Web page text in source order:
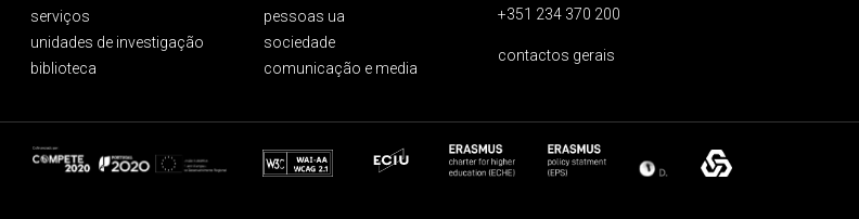
serviços
unidades de investigação
biblioteca
pessoas ua
sociedade
comunicação e media
+351 234 370 200
contactos gerais